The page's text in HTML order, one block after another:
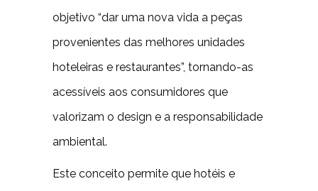
objetivo “dar uma nova vida a peças
provenientes das melhores unidades
hoteleiras e restaurantes”, tornando-as
acessíveis aos consumidores que
valorizam o design e a responsabilidade
ambiental.
Este conceito permite que hotéis e